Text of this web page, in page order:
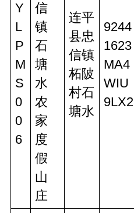
Y
L
P
M
S
0
0
6
信
镇
石
塘
水
农
家
度
假
山
庄
连平
县忠
信镇
柘陂
村石
塘水
9244
1623
MA4
WIU
9LX2